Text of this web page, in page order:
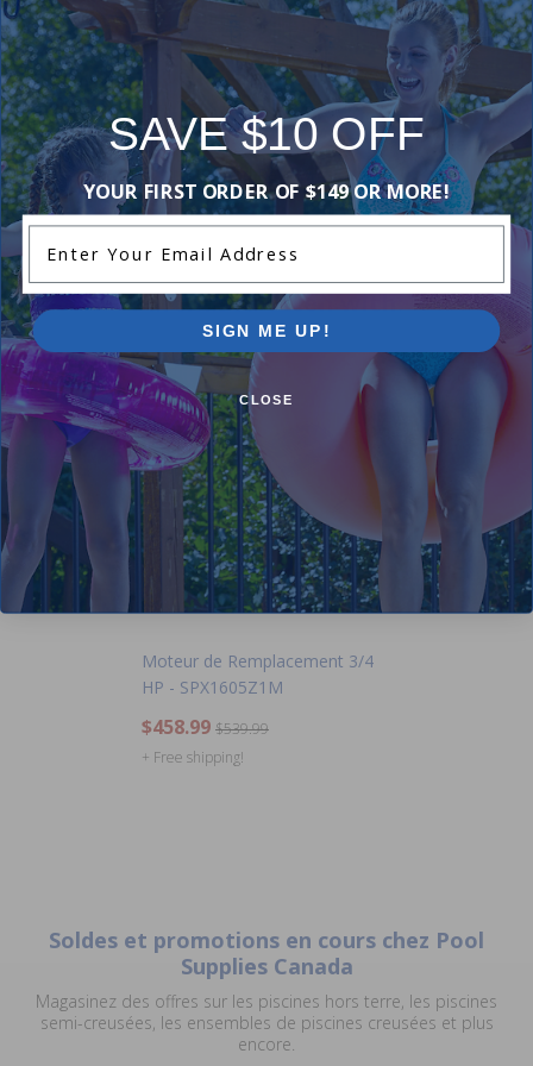
Reviews
Be the first one to leave a review!
Add Review
Purchased often with:
-15%
Moteur de Remplacement 3/4
HP - SPX1605Z1M
$458.99 $539.99
+ Free shipping!
Soldes et promotions en cours chez Pool
Supplies Canada
Magasinez des offres sur les piscines hors terre, les piscines
semi-creusées, les ensembles de piscines creusées et plus
encore.
SAVE $10 OFF
YOUR FIRST ORDER OF $149 OR MORE!
SIGN ME UP!
CLOSE